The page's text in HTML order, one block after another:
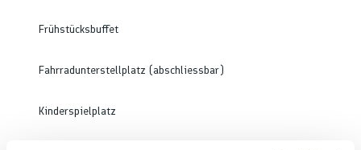
Frühstücksbuffet
Fahrradunterstellplatz (abschliessbar)
Kinderspielplatz